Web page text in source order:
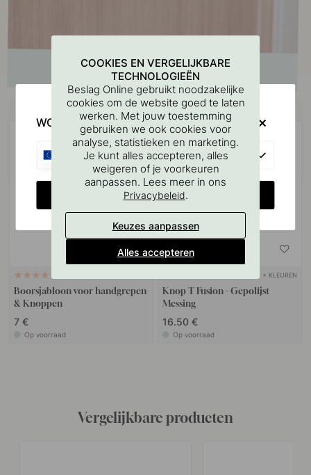
Koop samen met
Boorsjabloon voor handgrepen
& Knoppen
7 €
Op voorraad
+ KLEUREN
Knop T Fusion - Gepolijst
Messing
16.50 €
Op voorraad
Vergelijkbare producten
COOKIES EN VERGELIJKBARE
TECHNOLOGIEËN
Beslag Online gebruikt noodzakelijke
cookies om de website goed te laten
werken. Met jouw toestemming
gebruiken we ook cookies voor
analyse, statistieken en marketing.
Je kunt alles accepteren, alles
weigeren of je voorkeuren
aanpassen. Lees meer in ons
Privacybeleid.
Keuzes aanpassen
Alles accepteren
WOULD YOU RATHER VISIT?
CHANGE COUNTRY